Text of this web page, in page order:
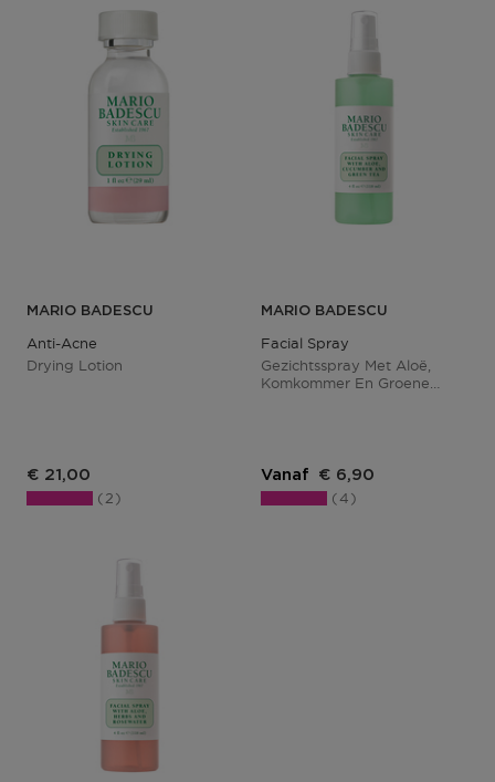
MARIO BADESCU
Anti-Acne
Drying Lotion
€ 21,00
2
MARIO BADESCU
Facial Spray
Gezichtsspray Met Aloë,
Komkommer En Groene
Vanaf € 6,90
4